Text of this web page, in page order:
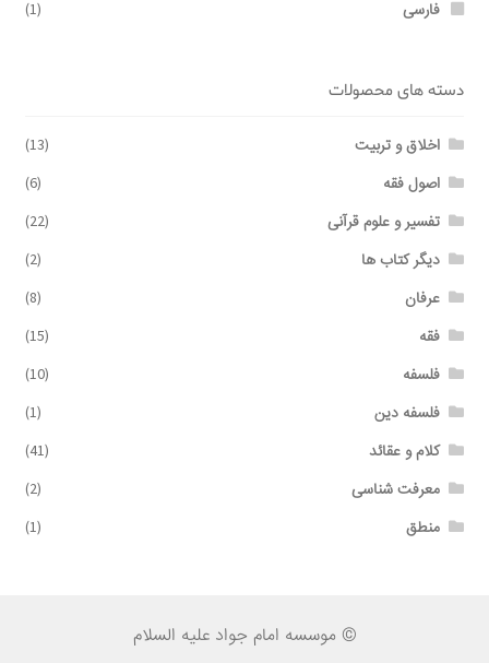
فارسی (1)
دسته های محصولات
اخلاق و تربیت (13)
اصول فقه (6)
تفسیر و علوم قرآنی (22)
دیگر کتاب ها (2)
عرفان (8)
فقه (15)
فلسفه (10)
فلسفه دین (1)
کلام و عقائد (41)
معرفت شناسی (2)
منطق (1)
© موسسه امام جواد علیه السلام